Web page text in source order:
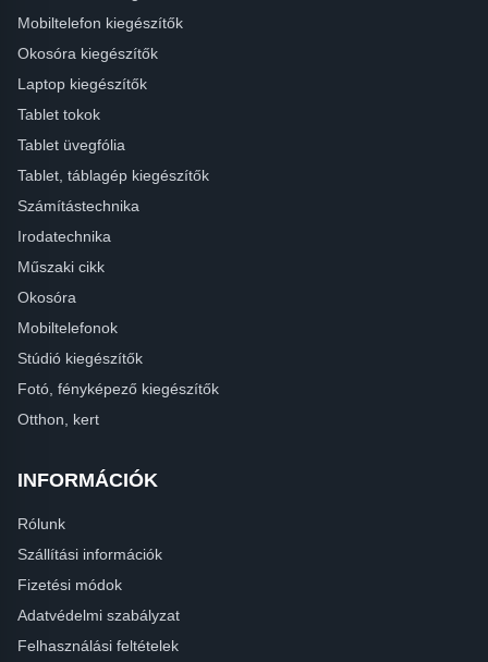
Mobiltelefon kiegészítők
Okosóra kiegészítők
Laptop kiegészítők
Tablet tokok
Tablet üvegfólia
Tablet, táblagép kiegészítők
Számítástechnika
Irodatechnika
Műszaki cikk
Okosóra
Mobiltelefonok
Stúdió kiegészítők
Fotó, fényképező kiegészítők
Otthon, kert
INFORMÁCIÓK
Rólunk
Szállítási információk
Fizetési módok
Adatvédelmi szabályzat
Felhasználási feltételek